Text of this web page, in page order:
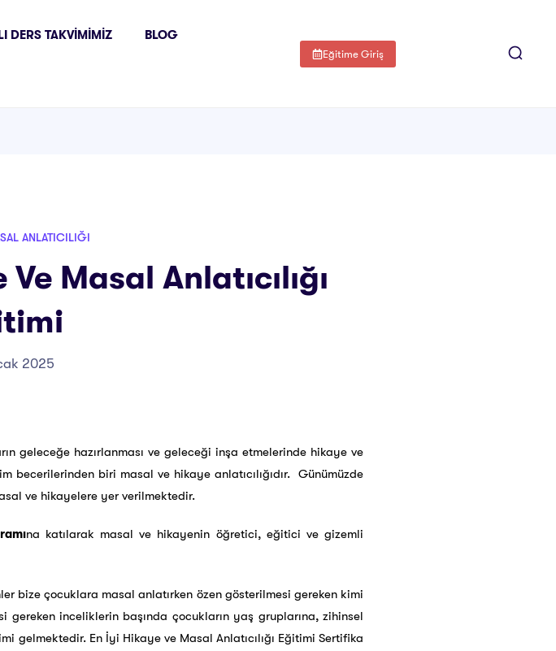
DERS TAKVIMIMIZ BLOG
Eğitime Giriş
ANLATICILIĞI
Masal Anlatıcılığı
2025
geleceğe hazırlanması ve geleceği inşa etmelerinde hikaye ve
becerilerinden biri masal ve hikaye anlatıcılığıdır. Günümüzde
ve hikayelere yer verilmektedir.
na katılarak masal ve hikayenin öğretici, eğitici ve gizemli
bize çocuklara masal anlatırken özen gösterilmesi gereken kimi
inceliklerin başında çocukların yaş gruplarına, zihinsel
gelmektedir. En İyi Hikaye ve Masal Anlatıcılığı Eğitimi Sertifika